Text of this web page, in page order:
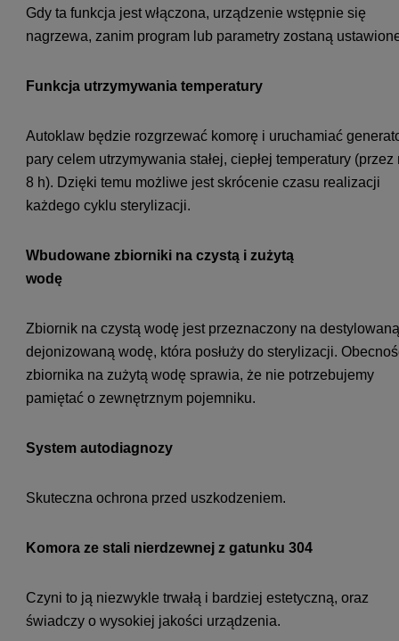
Gdy ta funkcja jest włączona, urządzenie wstępnie się
nagrzewa, zanim program lub parametry zostaną
Funkcja utrzymywania temperatury
Autoklaw będzie rozgrzewać komorę i uruchamiać
pary celem utrzymywania stałej, ciepłej temperatury (przez
8 h). Dzięki temu możliwe jest skrócenie czasu realizacji
każdego cyklu sterylizacji.
Wbudowane zbiorniki na czystą i zużytą
wodę
Zbiornik na czystą wodę jest przeznaczony na
dejonizowaną wodę, która posłuży do sterylizacji.
zbiornika na zużytą wodę sprawia, że nie potrzebujemy
pamiętać o zewnętrznym pojemniku.
System autodiagnozy
Skuteczna ochrona przed uszkodzeniem.
Komora ze stali nierdzewnej z gatunku 304
Czyni to ją niezwykle trwałą i bardziej estetyczną, oraz
świadczy o wysokiej jakości urządzenia.